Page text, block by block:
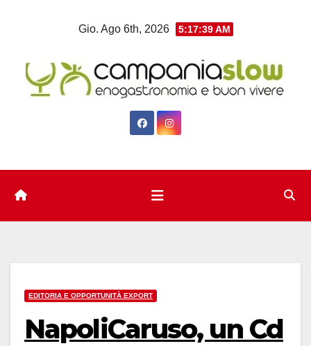
Gio. Ago 6th, 2026 5:17:40 AM
EDITORIA E OPPORTUNITÀ EXPORT
NapoliCaruso, un Cd